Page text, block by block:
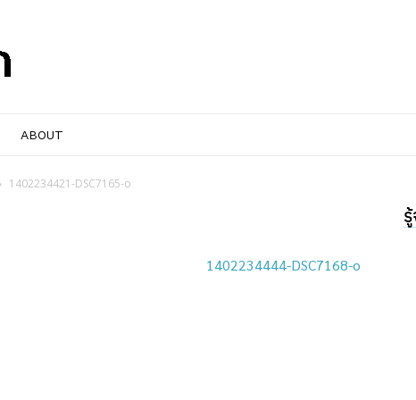
ABOUT
1402234421-DSC7165-o
1402234444-DSC7168-o